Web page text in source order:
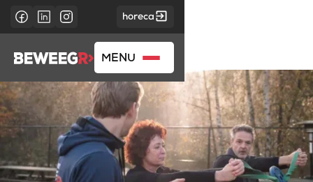
horeca
MENU